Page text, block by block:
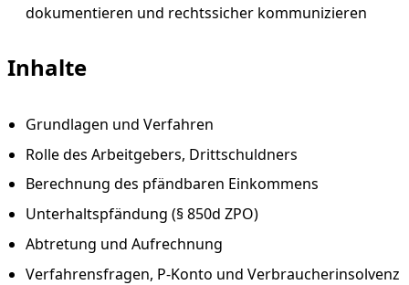
dokumentieren und rechtssicher kommunizieren
Inhalte
Grundlagen und Verfahren
Rolle des Arbeitgebers, Drittschuldners
Berechnung des pfändbaren Einkommens
Unterhaltspfändung (§ 850d ZPO)
Abtretung und Aufrechnung
Verfahrensfragen, P-Konto und Verbraucherinsolvenz